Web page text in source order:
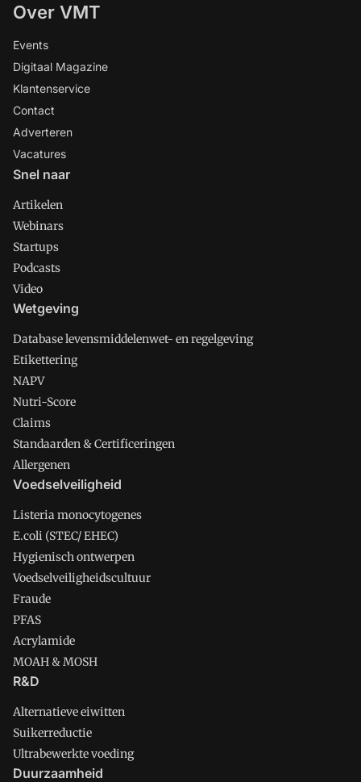
Over VMT
Events
Digitaal Magazine
Klantenservice
Contact
Adverteren
Vacatures
Snel naar
Artikelen
Webinars
Startups
Podcasts
Video
Wetgeving
Database levensmiddelenwet- en regelgeving
Etikettering
NAPV
Nutri-Score
Claims
Standaarden & Certificeringen
Allergenen
Voedselveiligheid
Listeria monocytogenes
E.coli (STEC/ EHEC)
Hygienisch ontwerpen
Voedselveiligheidscultuur
Fraude
PFAS
Acrylamide
MOAH & MOSH
R&D
Alternatieve eiwitten
Suikerreductie
Ultrabewerkte voeding
Duurzaamheid